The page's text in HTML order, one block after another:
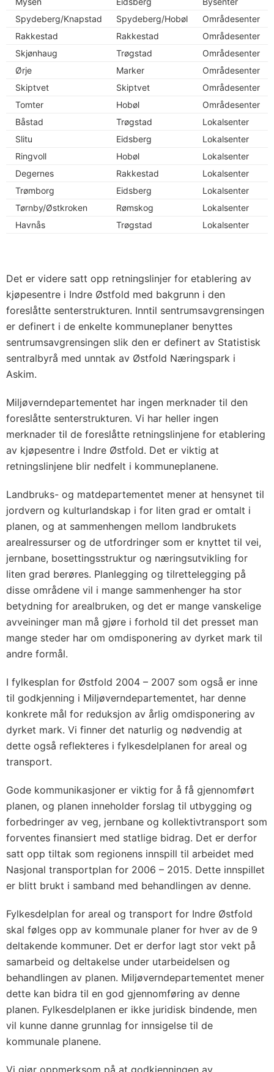
Spydeberg/Knapstad
Spydeberg/Hobøl
Områdesenter
Rakkestad
Rakkestad
Områdesenter
Skjønhaug
Trøgstad
Områdesenter
Ørje
Marker
Områdesenter
Skiptvet
Skiptvet
Områdesenter
Tomter
Hobøl
Områdesenter
Båstad
Trøgstad
Lokalsenter
Slitu
Eidsberg
Lokalsenter
Ringvoll
Hobøl
Lokalsenter
Degernes
Rakkestad
Lokalsenter
Trømborg
Eidsberg
Lokalsenter
Tørnby/Østkroken
Rømskog
Lokalsenter
Havnås
Trøgstad Lokalsenter
Det er videre satt opp retningslinjer for etablering av
kjøpesentre i Indre Østfold med bakgrunn i den
foreslåtte senterstrukturen. Inntil sentrumsavgrensingen
er definert i de enkelte kommuneplaner benyttes
sentrumsavgrensingen slik den er definert av Statistisk
sentralbyrå med unntak av Østfold Næringspark i
Askim.
Miljøverndepartementet har ingen merknader til den
foreslåtte senterstrukturen. Vi har heller ingen
merknader til de foreslåtte retningslinjene for etablering
av kjøpesentre i Indre Østfold. Det er viktig at
retningslinjene blir nedfelt i kommuneplanene.
Landbruks- og matdepartementet mener at hensynet til
jordvern og kulturlandskap i for liten grad er omtalt i
planen, og at sammenhengen mellom landbrukets
arealressurser og de utfordringer som er knyttet til vei,
jernbane, bosettingsstruktur og næringsutvikling for
liten grad berøres. Planlegging og tilrettelegging på
disse områdene vil i mange sammenhenger ha stor
betydning for arealbruken, og det er mange vanskelige
avveininger man må gjøre i forhold til det presset man
mange steder har om omdisponering av dyrket mark til
andre formål.
I fylkesplan for Østfold 2004 – 2007 som også er inne
til godkjenning i Miljøverndepartementet, har denne
konkrete mål for reduksjon av årlig omdisponering av
dyrket mark. Vi finner det naturlig og nødvendig at
dette også reflekteres i fylkesdelplanen for areal og
transport.
Gode kommunikasjoner er viktig for å få gjennomført
planen, og planen inneholder forslag til utbygging og
forbedringer av veg, jernbane og kollektivtransport som
forventes finansiert med statlige bidrag. Det er derfor
satt opp tiltak som regionens innspill til arbeidet med
Nasjonal transportplan for 2006 – 2015. Dette innspillet
er blitt brukt i samband med behandlingen av denne.
Fylkesdelplan for areal og transport for Indre Østfold
skal følges opp av kommunale planer for hver av de 9
deltakende kommuner. Det er derfor lagt stor vekt på
samarbeid og deltakelse under utarbeidelsen og
behandlingen av planen. Miljøverndepartementet mener
dette kan bidra til en god gjennomføring av denne
planen. Fylkesdelplanen er ikke juridisk bindende, men
vil kunne danne grunnlag for innsigelse til de
kommunale planene.
Vi gjør oppmerksom på at godkjenningen av